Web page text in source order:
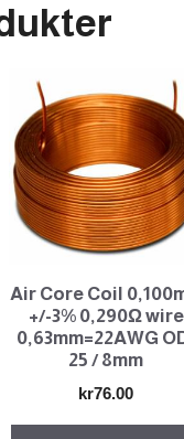
Air Core Coil
+/-3% 0,290Ω wire
0,63mm=22AWG
25 / 8mm
kr76.00